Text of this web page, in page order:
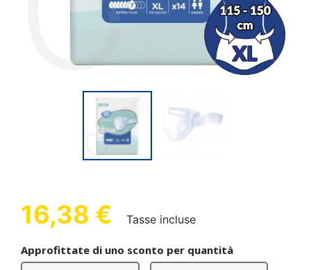
16,38 € Tasse incluse
Approfittate di uno sconto per quantità